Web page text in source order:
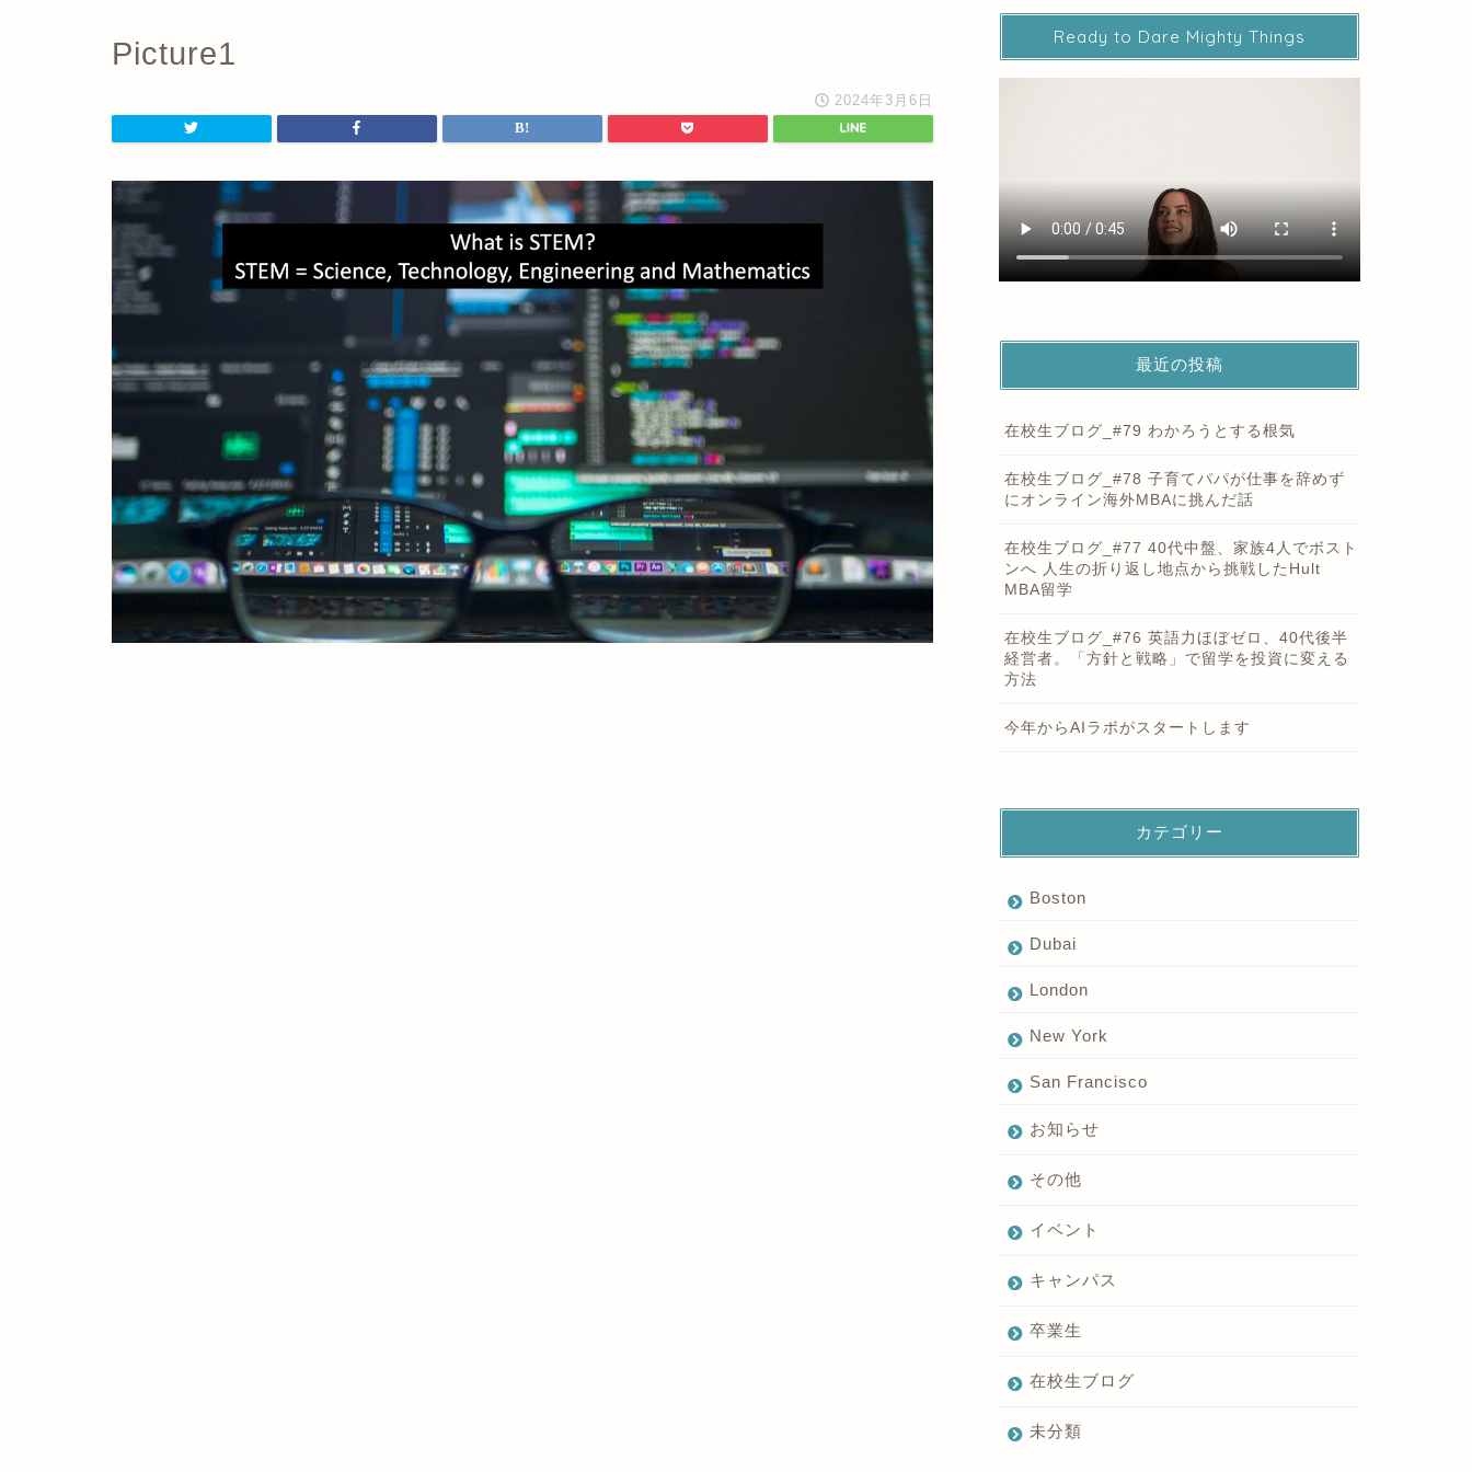
Picture1
2024年3月6日
Ready to Dare Mighty Things
最近の投稿
在校生ブログ_#79 わかろうとする根気
在校生ブログ_#78 子育てパパが仕事を辞めず
にオンライン海外MBAに挑んだ話
在校生ブログ_#77 40代中盤、家族4人でボスト
ンへ 人生の折り返し地点から挑戦したHult
MBA留学
在校生ブログ_#76 英語力ほぼゼロ、40代後半
経営者。「方針と戦略」で留学を投資に変える
方法
今年からAIラボがスタートします
カテゴリー
Boston
Dubai
London
New York
San Francisco
お知らせ
その他
イベント
キャンパス
卒業生
在校生ブログ
未分類